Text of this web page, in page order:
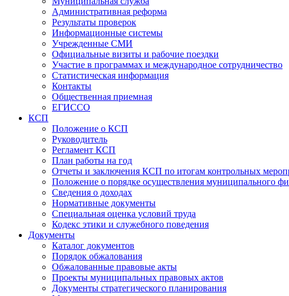
Административная реформа
Результаты проверок
Информационные системы
Учрежденные СМИ
Официальные визиты и рабочие поездки
Участие в программах и международное сотрудничество
Статистическая информация
Контакты
Общественная приемная
ЕГИССО
КСП
Положение о КСП
Руководитель
Регламент КСП
План работы на год
Отчеты и заключения КСП по итогам контрольных
Положение о порядке осуществления муниципального
Сведения о доходах
Нормативные документы
Специальная оценка условий труда
Кодекс этики и служебного поведения
Документы
Каталог документов
Порядок обжалования
Обжалованные правовые акты
Проекты муниципальных правовых актов
Документы стратегического планирования